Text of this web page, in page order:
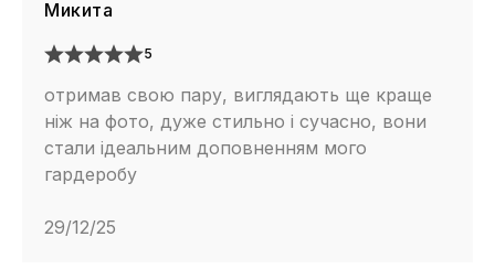
Микита
5
отримав свою пару, виглядають ще краще
ніж на фото, дуже стильно і сучасно, вони
стали ідеальним доповненням мого
гардеробу
29/12/25